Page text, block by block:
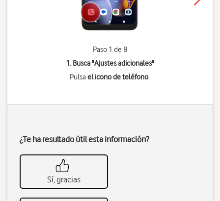
Paso 1 de 8
1. Busca "Ajustes adicionales"
Pulsael icono de teléfono.
¿Te ha resultado útil esta información?
Sí, gracias